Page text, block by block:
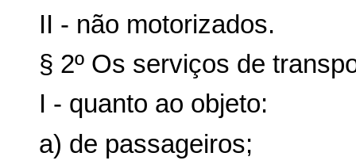
II - não motorizados.
§ 2º Os serviços de
I - quanto ao objeto:
a) de passageiros;